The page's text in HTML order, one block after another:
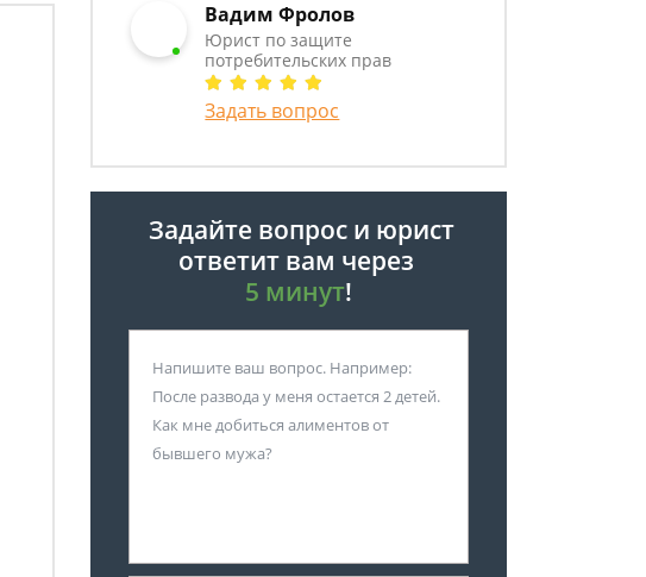
Вадим Фролов
Юрист по защите
потребительских прав
Задать вопрос
Задайте вопрос и юрист
ответит вам через
5 минут!